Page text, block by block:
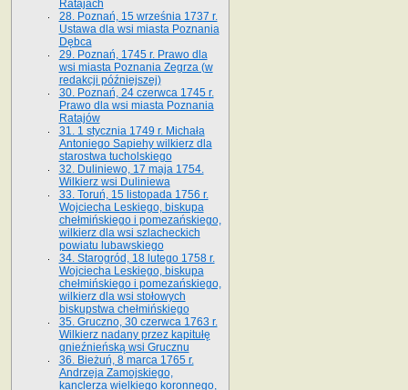
Ratajach
28. Poznań, 15 września 1737 r.
Ustawa dla wsi miasta Poznania
Dębca
29. Poznań, 1745 r. Prawo dla
wsi miasta Poznania Zegrza (w
redakcji późniejszej)
30. Poznań, 24 czerwca 1745 r.
Prawo dla wsi miasta Poznania
Ratajów
31. 1 stycznia 1749 r. Michała
Antoniego Sapiehy wilkierz dla
starostwa tucholskiego
32. Duliniewo, 17 maja 1754.
Wilkierz wsi Duliniewa
33. Toruń, 15 listopada 1756 r.
Wojciecha Leskiego, biskupa
chełmińskiego i pomezańskiego,
wilkierz dla wsi szlacheckich
powiatu lubawskiego
34. Starogród, 18 lutego 1758 r.
Wojciecha Leskiego, biskupa
chełmińskiego i pomezańskiego,
wilkierz dla wsi stołowych
biskupstwa chełmińskiego
35. Gruczno, 30 czerwca 1763 r.
Wilkierz nadany przez kapitułę
gnieźnieńską wsi Grucznu
36. Bieżuń, 8 marca 1765 r.
Andrzeja Zamojskiego,
kanclerza wielkiego koronnego,